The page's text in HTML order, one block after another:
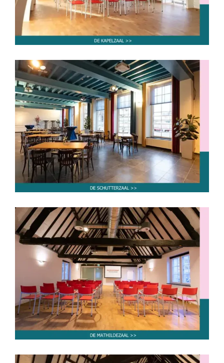
De Schutterzaal
tot 30 personen tot 40 personen
tot 50 personen
tot 60 personen tot 80 personen van 80-250
personen
De Mathildezaal
tot 30 personen tot 40 personen tot 50 personen
tot 60 personen tot 80 personen